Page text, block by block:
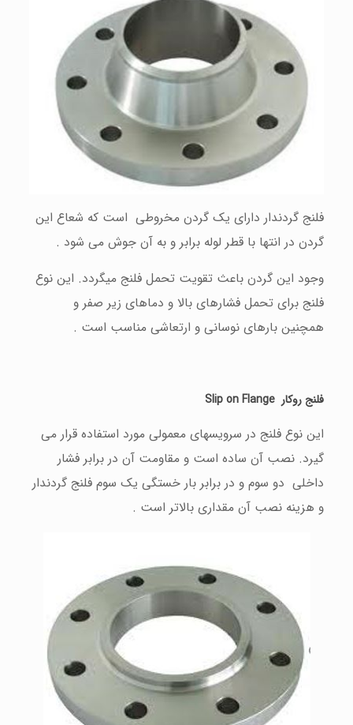
فلنج گردندار دارای یک گردن مخروطی است که شعاع این
گردن در انتها با قطر لوله برابر و به آن جوش می شود .
وجود این گردن باعث تقویت تحمل فلنج ميگردد. این نوع
فلنج برای تحمل فشارهای بالا و دماهای زیر صفر و
همچنين بارهای نوسانی و ارتعاشی مناسب است .
فلنج روکارSlip on Flange
این نوع فلنج در سرویسهای معمولی مورد استفاده قرار می
گيرد. نصب آن ساده است و مقاومت آن در برابر فشار
داخلی دو سوم و در برابر بار خستگی یک سوم فلنج گردندار
و هزینه نصب آن مقداری بالاتر است .